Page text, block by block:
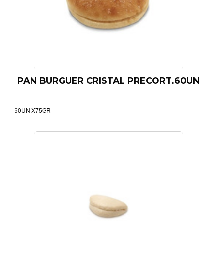
PAN BURGUER CRISTAL PRECORT.60UN
60UN.X75GR